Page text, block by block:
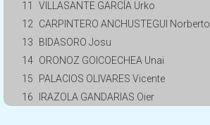
11
VILLASANTE GARCÍA Urko
12
CARPINTERO ANCHUSTEGUI Norberto
13
BIDASORO Josu
14 ORONOZ GOICOECHEA Unai
15
PALACIOS OLIVARES Vicente
16
IRAZOLA GANDARIAS Oier